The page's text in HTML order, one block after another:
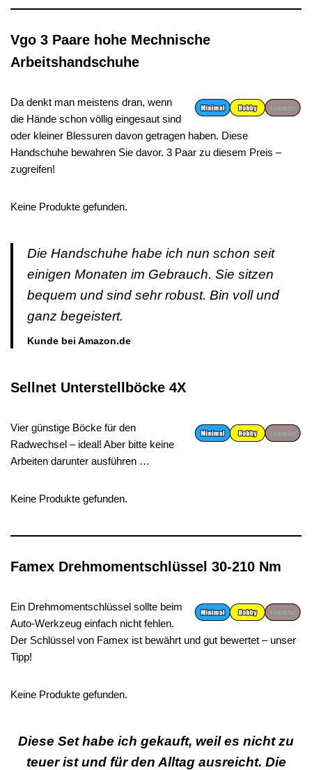
Vgo 3 Paare hohe Mechnische
Arbeitshandschuhe
Da denkt man meistens dran, wenn
die Hände schon völlig eingesaut sind
oder kleiner Blessuren davon getragen haben. Diese
Handschuhe bewahren Sie davor. 3 Paar zu diesem Preis –
zugreifen!
Keine Produkte gefunden.
Die Handschuhe habe ich nun schon seit
einigen Monaten im Gebrauch. Sie sitzen
bequem und sind sehr robust. Bin voll und
ganz begeistert.
Kunde bei Amazon.de
Sellnet Unterstellböcke 4X
Vier günstige Böcke für den
Radwechsel – ideal! Aber bitte keine
Arbeiten darunter ausführen …
Keine Produkte gefunden.
Famex Drehmomentschlüssel 30-210 Nm
Ein Drehmomentschlüssel sollte beim
Auto-Werkzeug einfach nicht fehlen.
Der Schlüssel von Famex ist bewährt und gut bewertet – unser
Tipp!
Keine Produkte gefunden.
Diese Set habe ich gekauft, weil es nicht zu
teuer ist und für den Alltag ausreicht. Die